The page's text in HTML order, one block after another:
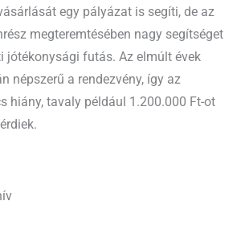
egy pályázat is segíti, de az
megteremtésében nagy segítséget
jótékonysági futás. Az elmúlt évek
népszerű a rendezvény, így az
hiány, tavaly például 1.200.000 Ft-ot